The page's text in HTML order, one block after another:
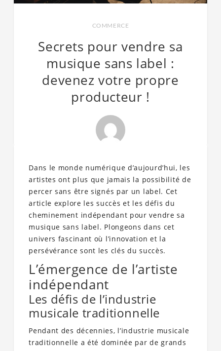
COMMERCE
Secrets pour vendre sa
musique sans label :
devenez votre propre
producteur !
Dans le monde numérique d’aujourd’hui, les
artistes ont plus que jamais la possibilité de
percer sans être signés par un label. Cet
article explore les succès et les défis du
cheminement indépendant pour vendre sa
musique sans label. Plongeons dans cet
univers fascinant où l’innovation et la
persévérance sont les clés du succès.
L’émergence de l’artiste
indépendant
Les défis de l’industrie
musicale traditionnelle
Pendant des décennies, l’industrie musicale
traditionnelle a été dominée par de grands